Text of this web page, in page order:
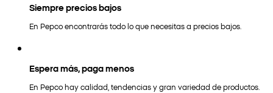
Siempre precios bajos
En Pepco encontrarás todo lo que necesitas a precios bajos.
Espera más, paga menos
En Pepco hay calidad, tendencias y gran variedad de productos.